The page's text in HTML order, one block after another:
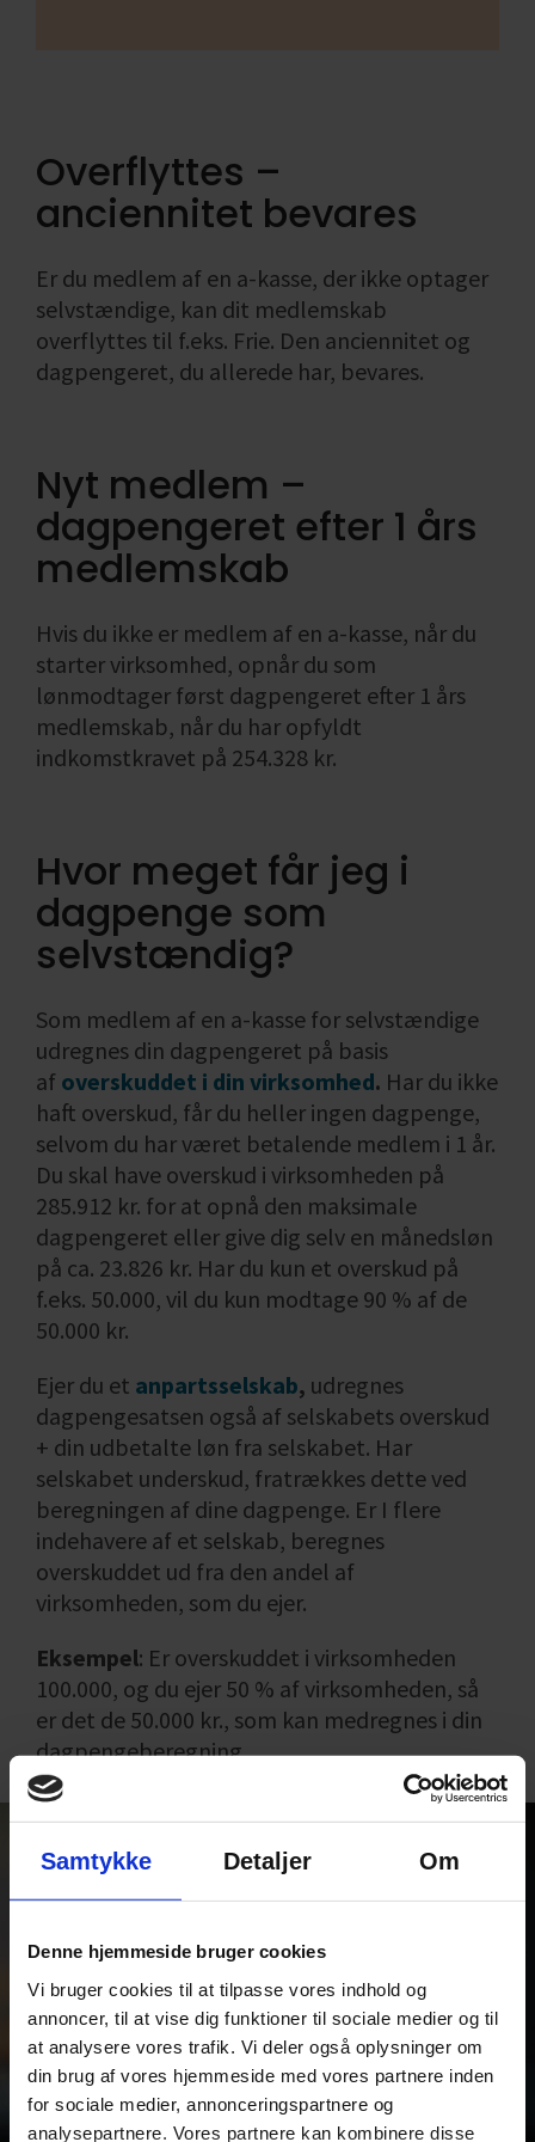
Samtykke Detaljer Om
Denne hjemmeside bruger cookies
Vi bruger cookies til at tilpasse vores indhold og
annoncer, til at vise dig funktioner til sociale medier og til
at analysere vores trafik. Vi deler også oplysninger om
din brug af vores hjemmeside med vores partnere inden
for sociale medier, annonceringspartnere og
analysepartnere. Vores partnere kan kombinere disse
Overflyttes –
anciennitet bevares
Er du medlem af en a-kasse, der ikke optager
selvstændige, kan dit medlemskab
overflyttes til f.eks. Frie. Den anciennitet og
dagpengeret, du allerede har, bevares.
Nyt medlem –
dagpengeret efter 1 års
medlemskab
Hvis du ikke er medlem af en a-kasse, når du
starter virksomhed, opnår du som
lønmodtager først dagpengeret efter 1 års
medlemskab, når du har opfyldt
indkomstkravet på 254.328 kr.
Hvor meget får jeg i
dagpenge som
selvstændig?
Som medlem af en a-kasse for selvstændige
udregnes din dagpengeret på basis
af overskuddet i din virksomhed. Har du ikke
haft overskud, får du heller ingen dagpenge,
selvom du har været betalende medlem i 1 år.
Du skal have overskud i virksomheden på
285.912 kr. for at opnå den maksimale
dagpengeret eller give dig selv en månedsløn
på ca. 23.826 kr. Har du kun et overskud på
f.eks. 50.000, vil du kun modtage 90 % af de
50.000 kr.
Ejer du et anpartsselskab, udregnes
dagpengesatsen også af selskabets overskud
+ din udbetalte løn fra selskabet. Har
selskabet underskud, fratrækkes dette ved
beregningen af dine dagpenge. Er I flere
indehavere af et selskab, beregnes
overskuddet ud fra den andel af
virksomheden, som du ejer.
Eksempel: Er overskuddet i virksomheden
100.000, og du ejer 50 % af virksomheden, så
er det de 50.000 kr., som kan medregnes i din
dagpengeberegning.